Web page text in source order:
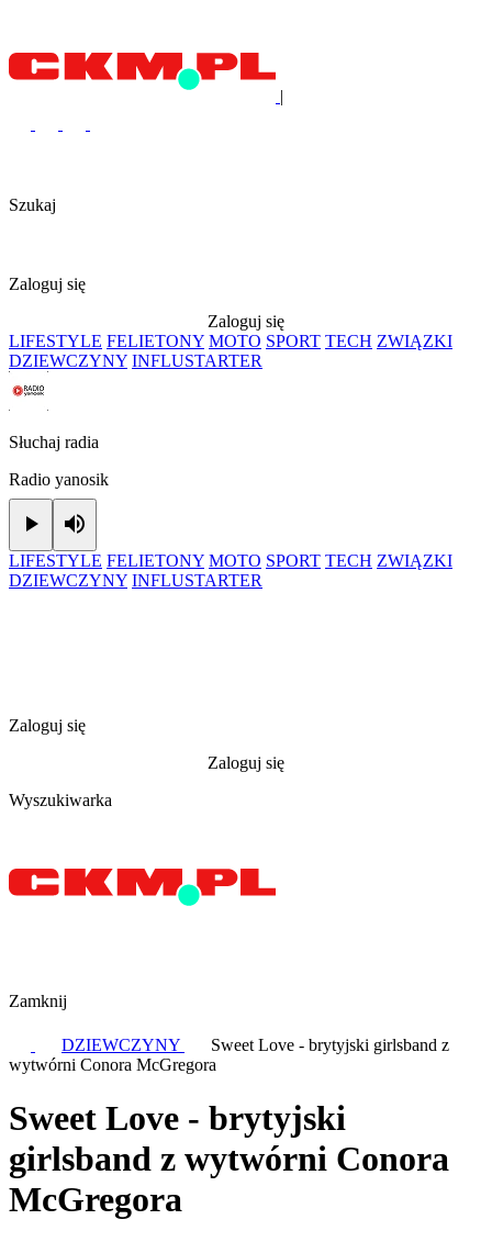
|
Szukaj
Zaloguj się
Zaloguj się
LIFESTYLE FELIETONY MOTO SPORT TECH ZWIĄZKI
DZIEWCZYNY INFLUSTARTER
Słuchaj radia
Radio yanosik
Play
LIFESTYLE FELIETONY MOTO SPORT TECH ZWIĄZKI
DZIEWCZYNY INFLUSTARTER
Zaloguj się
Zaloguj się
Wyszukiwarka
Zamknij
DZIEWCZYNY
Sweet Love - brytyjski girlsband z
wytwórni Conora McGregora
Sweet Love - brytyjski
girlsband z wytwórni Conora
McGregora